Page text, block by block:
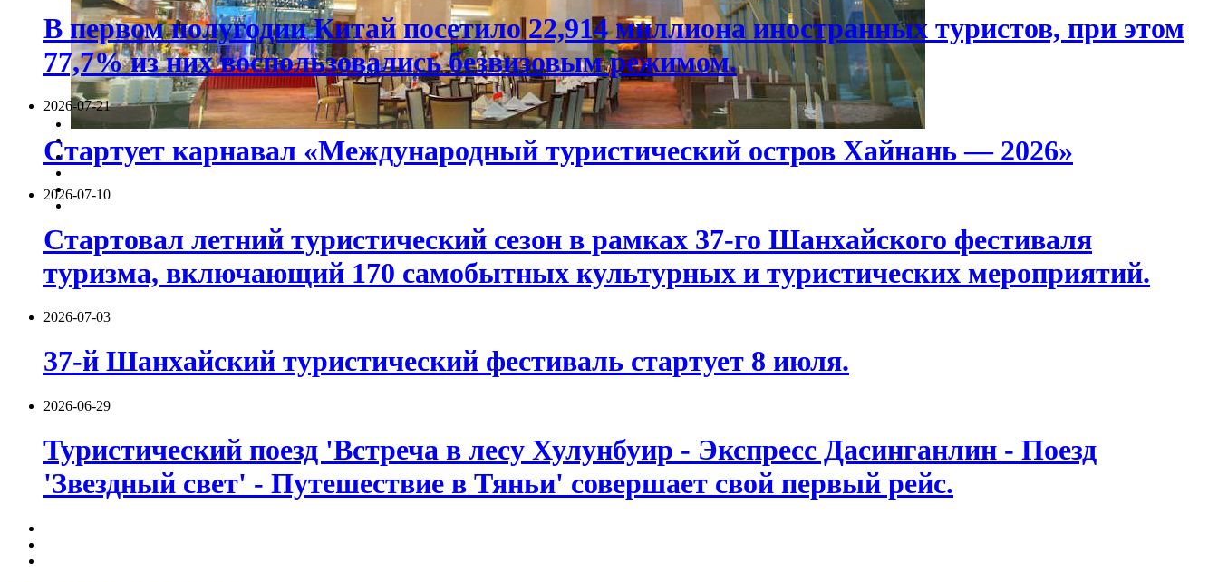
В первом полугодии Китай посетило 22,914 миллиона иностранных туристов, при этом
77,7% из них воспользовались безвизовым режимом.
2026-07-21
Стартует карнавал «Международный туристический остров Хайнань — 2026»
2026-07-10
Стартовал летний туристический сезон в рамках 37-го Шанхайского фестиваля
туризма, включающий 170 самобытных культурных и туристических мероприятий.
2026-07-03
37-й Шанхайский туристический фестиваль стартует 8 июля.
2026-06-29
Туристический поезд 'Встреча в лесу Хулунбуир - Экспресс Дасинганлин - Поезд
'Звездный свет' - Путешествие в Тяньи' совершает свой первый рейс.